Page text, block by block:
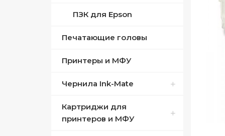
ПЗК для Epson
Печатающие головы
Принтеры и МФУ
Чернила Ink-Mate
Совместимые Canon
Картриджи для
принтеров и МФУ